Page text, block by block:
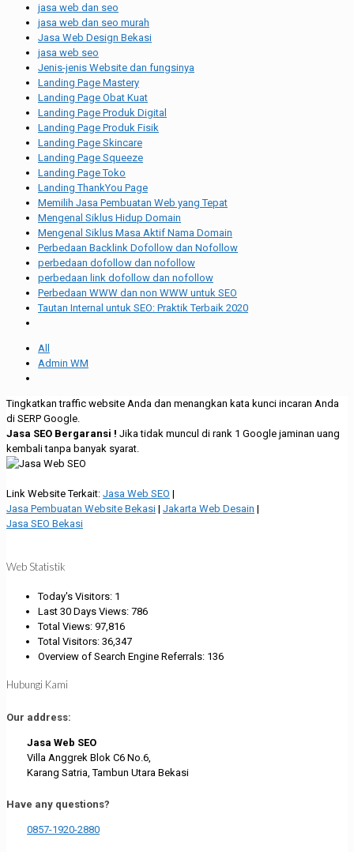
jasa web dan seo
jasa web dan seo murah
Jasa Web Design Bekasi
jasa web seo
Jenis-jenis Website dan fungsinya
Landing Page Mastery
Landing Page Obat Kuat
Landing Page Produk Digital
Landing Page Produk Fisik
Landing Page Skincare
Landing Page Squeeze
Landing Page Toko
Landing ThankYou Page
Memilih Jasa Pembuatan Web yang Tepat
Mengenal Siklus Hidup Domain
Mengenal Siklus Masa Aktif Nama Domain
Perbedaan Backlink Dofollow dan Nofollow
perbedaan dofollow dan nofollow
perbedaan link dofollow dan nofollow
Perbedaan WWW dan non WWW untuk SEO
Tautan Internal untuk SEO: Praktik Terbaik 2020
All
Admin WM
Tingkatkan traffic website Anda dan menangkan kata kunci incaran Anda
di SERP Google.
Jasa SEO Bergaransi ! Jika tidak muncul di rank 1 Google jaminan uang
kembali tanpa banyak syarat.
Link Website Terkait: Jasa Web SEO |
Jasa Pembuatan Website Bekasi | Jakarta Web Desain |
Jasa SEO Bekasi
Web Statistik
Today's Visitors: 1
Last 30 Days Views: 786
Total Views: 97,816
Total Visitors: 36,347
Overview of Search Engine Referrals: 136
Hubungi Kami
Our address:
Jasa Web SEO
Villa Anggrek Blok C6 No.6,
Karang Satria, Tambun Utara Bekasi
Have any questions?
0857-1920-2880